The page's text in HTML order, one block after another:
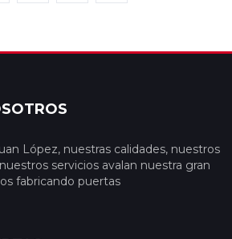
López, nuestras calidades, nuestros
servicios avalan nuestra gran
fabricando puertas